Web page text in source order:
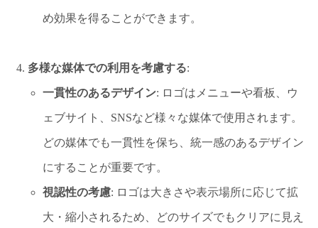
め効果を得ることができます。
多様な媒体での利用を考慮する:
一貫性のあるデザイン: ロゴはメニューや看板、ウ
ェブサイト、SNSなど様々な媒体で使用されます。
どの媒体でも一貫性を保ち、統一感のあるデザイン
にすることが重要です。
視認性の考慮: ロゴは大きさや表示場所に応じて拡
大・縮小されるため、どのサイズでもクリアに見え